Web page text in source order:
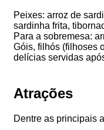
Peixes: arroz de
sardinha frita,
Para a sobremesa:
Góis, filhós (filhoses
delícias servidas
Atrações
Dentre as principais